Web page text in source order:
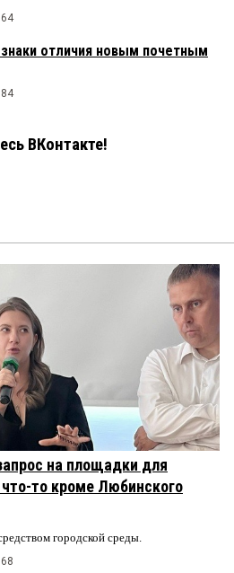
отличия новым почетным
ВКонтакте!
на площадки для
то кроме Любинского
городской среды.